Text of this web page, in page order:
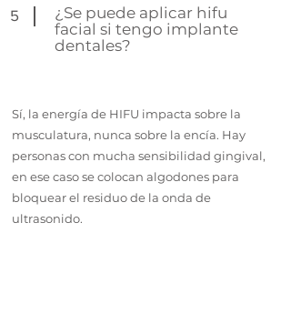
5
¿Se puede aplicar hifu
facial si tengo implante
dentales?
Sí, la energía de HIFU impacta sobre la
musculatura, nunca sobre la encía. Hay
personas con mucha sensibilidad gingival,
en ese caso se colocan algodones para
bloquear el residuo de la onda de
ultrasonido.